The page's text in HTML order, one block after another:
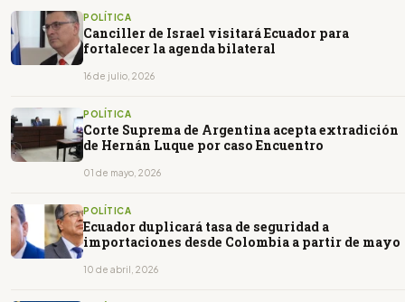
POLÍTICA
Canciller de Israel visitará Ecuador para
fortalecer la agenda bilateral
16 de julio, 2026
POLÍTICA
Corte Suprema de Argentina acepta extradición
de Hernán Luque por caso Encuentro
01 de mayo, 2026
POLÍTICA
Ecuador duplicará tasa de seguridad a
importaciones desde Colombia a partir de mayo
10 de abril, 2026